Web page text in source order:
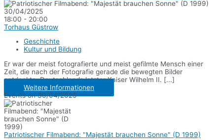
30/04/2025
18:00 - 20:00
Torhaus Güstrow
Geschichte
Kultur und Bildung
Er war der meist fotografierte und meist gefilmte Mensch einer
Zeit, die nach der Fotografie gerade die bewegten Bilder
entdeckte: Deutschlands letzter Kaiser Wilhelm II. [...]
Weitere Informationen
Events on 30/04/2025
Patriotischer Filmabend: "Majestät brauchen Sonne" (D 1999)